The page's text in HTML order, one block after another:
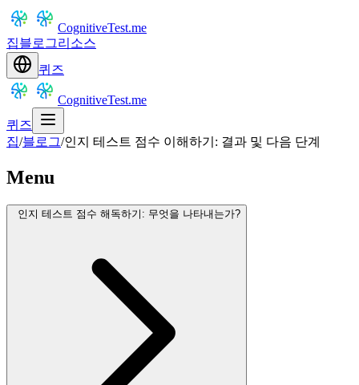
CognitiveTest.me
집블로그리소스
퀴즈
CognitiveTest.me
퀴즈
집/블로그/인지 테스트 점수 이해하기: 결과 및 다음 단계
Menu
인지 테스트 점수 해독하기: 무엇을 나타내는가?